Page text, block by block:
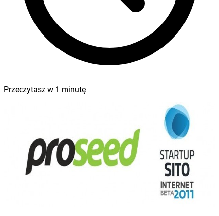
Przeczytasz w 1 minutę